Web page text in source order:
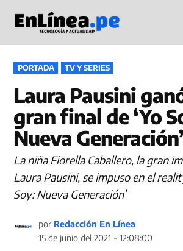
contenido
en Línea
PUBLICADO
EN
PORTADA TV Y SERIES
Laura Pausini
gran final de ‘Yo
Nueva Generación’
La niña Fiorella Caballero, la gran
Laura Pausini, se impuso en el
Soy: Nueva Generación’
por Redacción En Línea
15 de junio del 2021 - 12:08:00